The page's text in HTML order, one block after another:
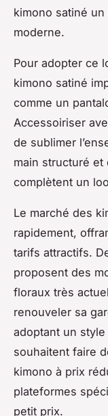
kimono satiné
moderne.
Pour adopter ce
kimono satiné
comme un
Accessoiriser
de sublimer
main structuré et
complètent un
Le marché des
rapidement,
tarifs attractifs.
proposent des
floraux très
renouveler sa
adoptant un
souhaitent faire
kimono à prix
plateformes
petit prix.